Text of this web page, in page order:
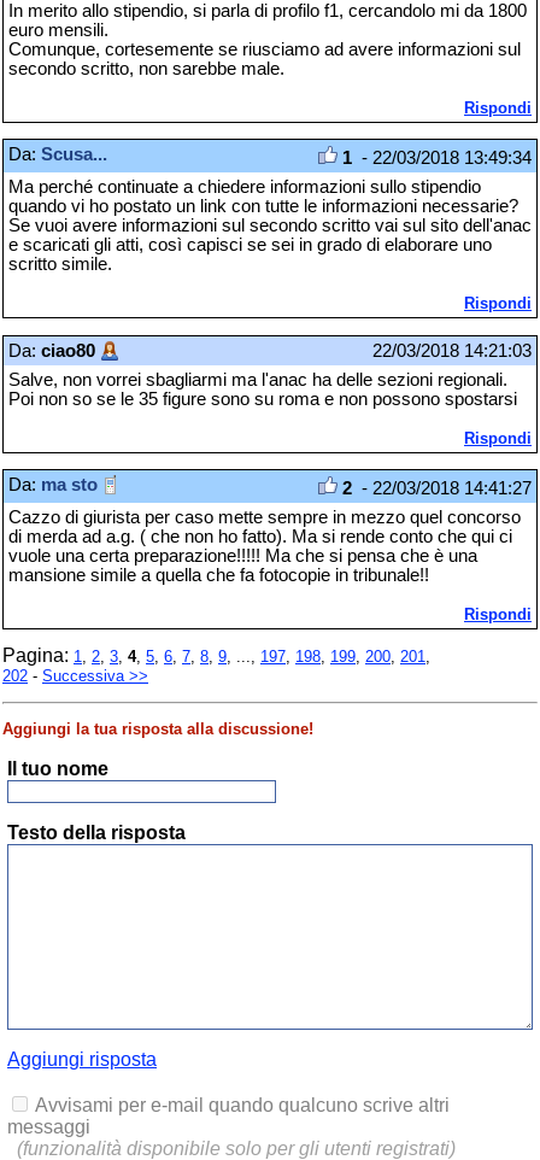
In merito allo stipendio, si parla di profilo f1, cercandolo mi da 1800
euro mensili.
Comunque, cortesemente se riusciamo ad avere informazioni sul
secondo scritto, non sarebbe male.
Rispondi
Da: Scusa... 1 - 22/03/2018 13:49:34
Ma perché continuate a chiedere informazioni sullo stipendio
quando vi ho postato un link con tutte le informazioni necessarie?
Se vuoi avere informazioni sul secondo scritto vai sul sito dell'anac
e scaricati gli atti, così capisci se sei in grado di elaborare uno
scritto simile.
Rispondi
Da: ciao80
22/03/2018 14:21:03
Salve, non vorrei sbagliarmi ma l'anac ha delle sezioni regionali.
Poi non so se le 35 figure sono su roma e non possono spostarsi
Rispondi
Da: ma sto 2 - 22/03/2018 14:41:27
Cazzo di giurista per caso mette sempre in mezzo quel concorso
di merda ad a.g. ( che non ho fatto). Ma si rende conto che qui ci
vuole una certa preparazione!!!!! Ma che si pensa che è una
mansione simile a quella che fa fotocopie in tribunale!!
Rispondi
Pagina: 1, 2, 3, 4, 5, 6, 7, 8, 9, ..., 197, 198, 199, 200, 201,
202 - Successiva >>
Aggiungi la tua risposta alla discussione!
Il tuo nome
Testo della risposta
Aggiungi risposta
Avvisami per e-mail quando qualcuno scrive altri
messaggi
(funzionalità disponibile solo per gli utenti registrati)